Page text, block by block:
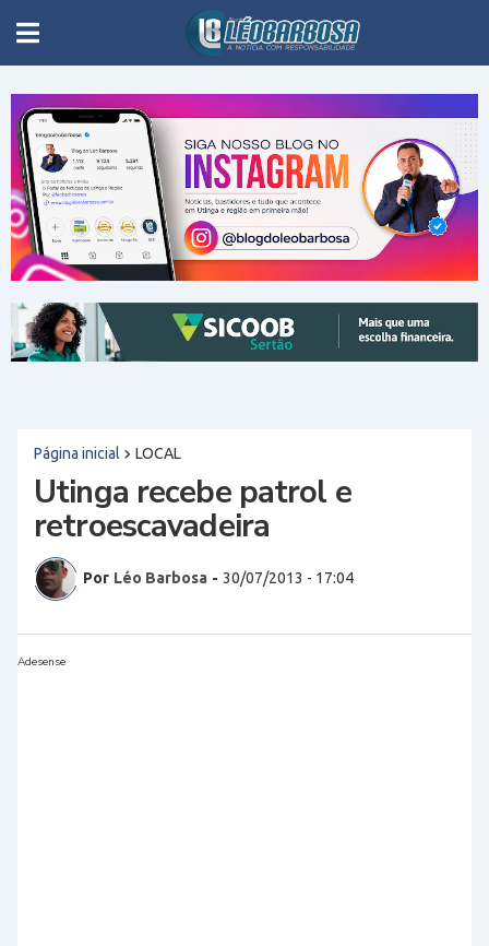
Página inicial LOCAL
Utinga recebe patrol e
retroescavadeira
Por Léo Barbosa - 30/07/2013 - 17:04
Adesense